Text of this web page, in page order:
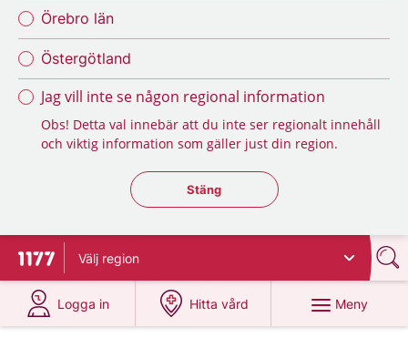
Örebro län
Östergötland
Jag vill inte se någon regional information
Obs! Detta val innebär att du inte ser regionalt innehåll
och viktig information som gäller just din region.
Stäng regionsväljaren
Stäng
Till startsidan för 1177
Välj region
Logga in
på 1177.se
Hitta vård
på 1177.se
Meny